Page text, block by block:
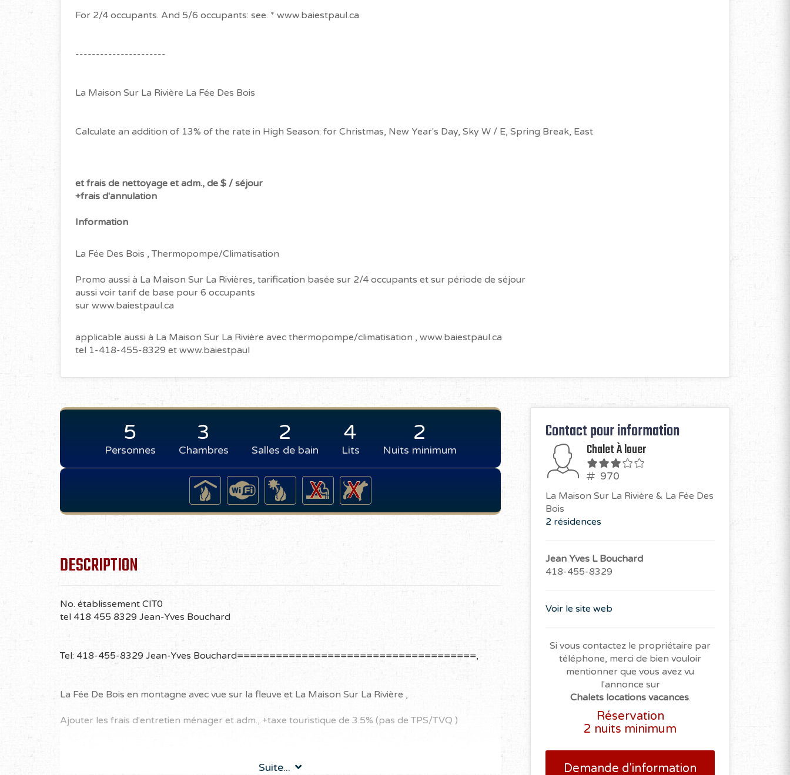
For 2/4 occupants. And 5/6 occupants: see. * www.baiestpaul.ca
----------------------
La Maison Sur La Rivière La Fée Des Bois
Calculate an addition of 13% of the rate in High Season: for Christmas, New Year's Day, Sky W / E, Spring Break, East
et frais de nettoyage et adm., de $ / séjour
+frais d'annulation
Information
La Fée Des Bois , Thermopompe/Climatisation
Promo aussi à La Maison Sur La Rivières, tarification basée sur 2/4 occupants et sur période de séjour
aussi voir tarif de base pour 6 occupants
sur www.baiestpaul.ca
applicable aussi à La Maison Sur La Rivière avec thermopompe/climatisation , www.baiestpaul.ca
tel 1-418-455-8329 et www.baiestpaul
5
Personnes
3
Chambres
2
Salles de bain
4
Lits
2
Nuits minimum
DESCRIPTION
No. établissement CIT0
tel 418 455 8329 Jean-Yves Bouchard
Tel: 418-455-8329 Jean-Yves Bouchard=====================================,
La Fée De Bois en montagne avec vue sur la fleuve et La Maison Sur La Rivière ,
Ajouter les frais d'entretien ménager et adm., +taxe touristique de 3.5% (pas de TPS/TVQ )
Suite...
Contact pour information
Chalet À louer
970
La Maison Sur La Rivière & La Fée Des
Bois
2 résidences
Jean Yves L Bouchard
418-455-8329
Voir le site web
Si vous contactez le propriétaire par
téléphone, merci de bien vouloir
mentionner que vous avez vu
l'annonce sur
Chalets locations vacances.
Réservation
2 nuits minimum
Demande d'information